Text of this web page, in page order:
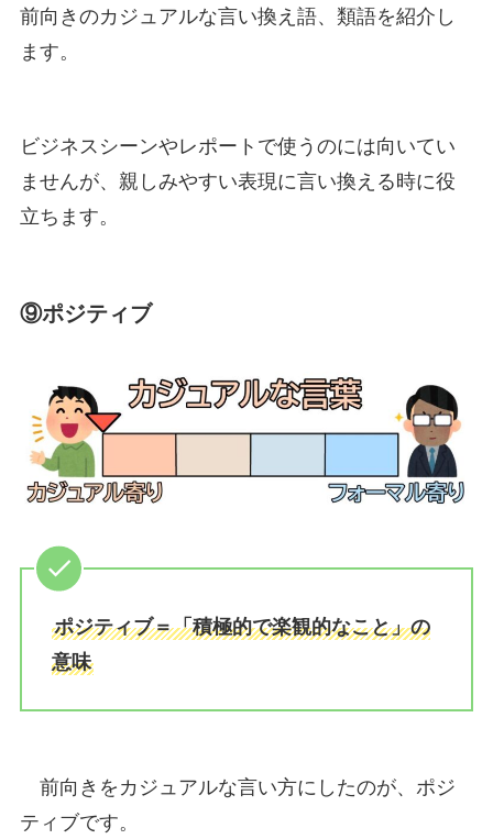
前向きのカジュアルな言い換え語、類語を紹介し
ます。
ビジネスシーンやレポートで使うのには向いてい
ませんが、親しみやすい表現に言い換える時に役
立ちます。
⑨ポジティブ
ポジティブ＝「積極的で楽観的なこと」の
意味
前向きをカジュアルな言い方にしたのが、ポジ
ティブです。